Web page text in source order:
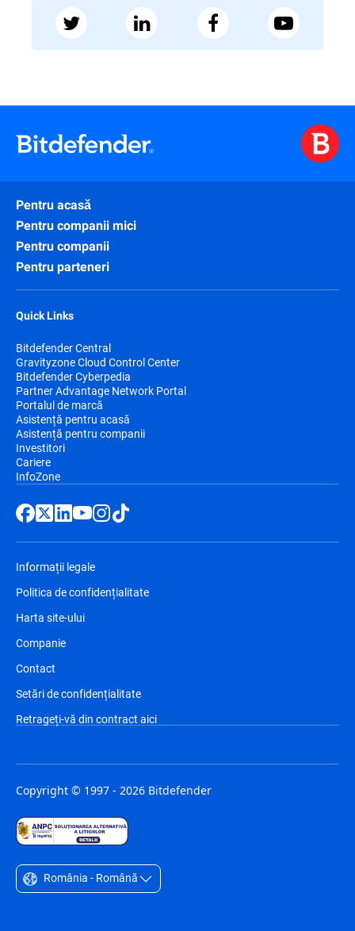
Pentru acasă
Pentru companii mici
Pentru companii
Pentru parteneri
Quick Links
Bitdefender Central
Gravityzone Cloud Control Center
Bitdefender Cyberpedia
Partner Advantage Network Portal
Portalul de marcă
Asistență pentru acasă
Asistență pentru companii
Investitori
Cariere
InfoZone
Informații legale
Politica de confidențialitate
Harta site-ului
Companie
Contact
Setări de confidențialitate
Retrageți-vă din contract aici
Copyright © 1997 - 2026 Bitdefender
România - Română